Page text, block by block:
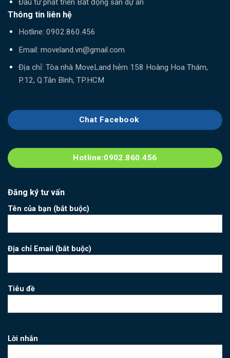
Đầu tư phát triển Bất động sản dự án
Thông tin liên hệ
Hotline: 0902.860.456
Email: moveland.vn@gmail.com
Địa chỉ: Tòa nhà MoveLand hẻm 158 Hoàng Hoa Thám,
P.12, Q.Tân Bình, TP.HCM
Chat Facebook
Hotline:0902.860.456
Đăng ký tư vấn
Tên của bạn (bắt buộc)
Địa chỉ Email (bắt buộc)
Tiêu đề
Lời nhắn